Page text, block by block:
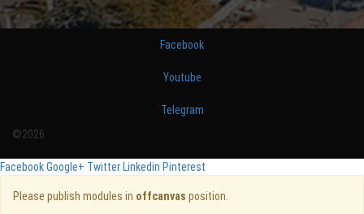
Facebook
Youtube
Telegram
©2026
FacebookGoogle+ Twitter Linkedin Pinterest
Please publish modules in offcanvas position.